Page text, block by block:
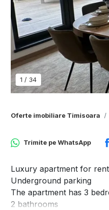
1 / 34
Oferte imobiliare Timisoara
Trimite peWhatsApp
Luxury apartment for
Underground parking
The apartment has 3
2 bathrooms